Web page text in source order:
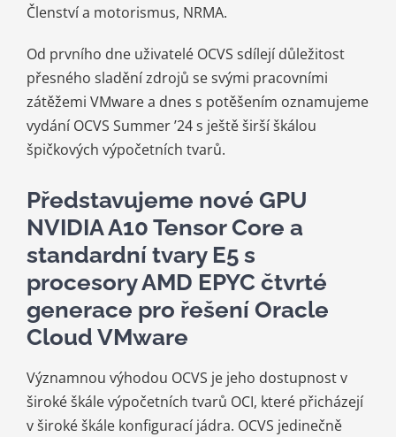
Členství a motorismus, NRMA.
Od prvního dne uživatelé OCVS sdílejí důležitost
přesného sladění zdrojů se svými pracovními
zátěžemi VMware a dnes s potěšením oznamujeme
vydání OCVS Summer ’24 s ještě širší škálou
špičkových výpočetních tvarů.
Představujeme nové GPU
NVIDIA A10 Tensor Core a
standardní tvary E5 s
procesory AMD EPYC čtvrté
generace pro řešení Oracle
Cloud VMware
Významnou výhodou OCVS je jeho dostupnost v
široké škále výpočetních tvarů OCI, které přicházejí
v široké škále konfigurací jádra. OCVS jedinečně